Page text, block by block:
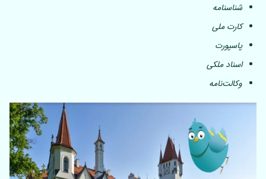
شناسنامه
کارت ملی
پاسپورت
اسناد ملکی
وکالت‌نامه